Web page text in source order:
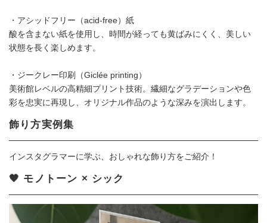
・アシッドフリー（acid-free）紙
酸を含まない紙を使用し、時間が経っても黄ばみにくく、美しい
状態を長く楽しめます。
・ジークレー印刷（Giclée printing）
美術館レベルの高精細プリント技術。繊細なグラデーションや色
彩を忠実に再現し、オリジナル作品のような深みを演出します。
飾り方実例集
インスタグラマーに学ぶ、おしゃれな飾り方をご紹介！
🖤 モノトーン × シック